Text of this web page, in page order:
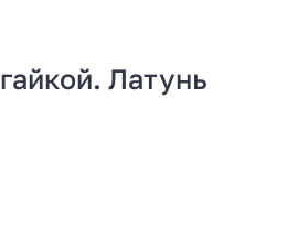
Латунь